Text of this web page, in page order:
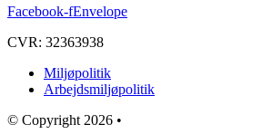
Facebook-fEnvelope
CVR: 32363938
Miljøpolitik
Arbejdsmiljøpolitik
© Copyright 2026 •